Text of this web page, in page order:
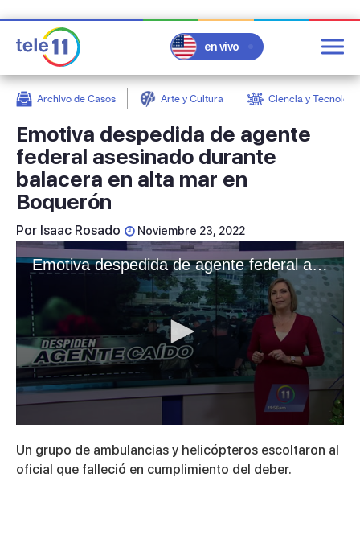
en vivo
Archivo de Casos Arte y Cultura Ciencia y
Emotiva despedida de agente
federal asesinado durante
balacera en alta mar en
Boquerón
Por Isaac Rosado Noviembre 23, 2022
Emotiva despedida de agente federal asesinado durante balacera en alta mar
seconds
of
1
Un grupo de ambulancias y helicópteros escoltaron al
oficial que falleció en cumplimiento del deber.
post